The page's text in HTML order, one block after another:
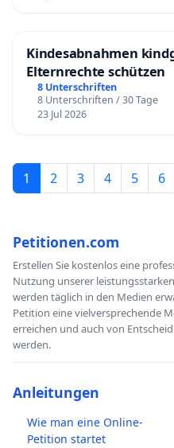
Kindesabnahmen
Elternrechte schützen
8 Unterschriften
8 Unterschriften / 30 Tage
23 Jul 2026
1 2 3 4 5 6
Petitionen.com
Erstellen Sie kostenlos eine
Nutzung unserer
werden täglich in den Medien
Petition eine vielversprechende
erreichen und auch von
werden.
Anleitungen
Wie man eine Online-
Petition startet